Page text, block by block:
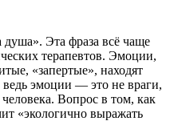
душа». Эта фраза всё чаще
терапевтов. Эмоции,
«запертые», находят
ведь эмоции — это не враги,
Вопрос в том, как
«экологично выражать